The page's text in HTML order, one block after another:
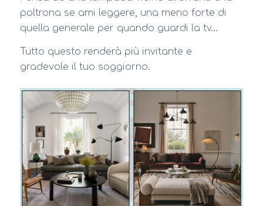
poltrona se ami leggere, una meno forte di
quella generale per quando guardi la tv…
Tutto questo renderà più invitante e
gradevole il tuo soggiorno.